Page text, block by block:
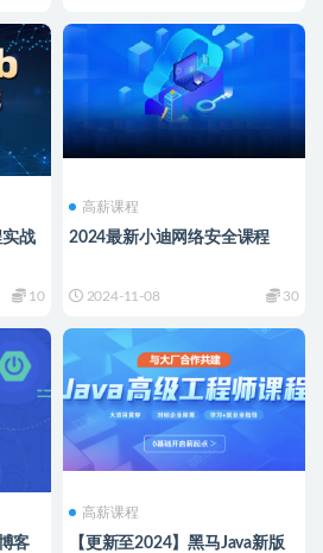
实战
10
高薪课程
2024最新小迪网络安全课程
2024-11-08 30
客
高薪课程
【更新至2024】黑马Java新版